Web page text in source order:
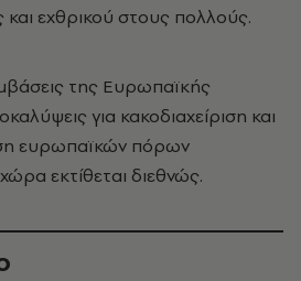
και εχθρικού στους πολλούς.
της Ευρωπαϊκής
για κακοδιαχείριση και
ευρωπαϊκών πόρων
εκτίθεται διεθνώς.